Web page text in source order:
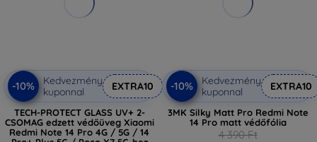
-10%
Kedvezmény
kuponnal
EXTRA10
TECH-PROTECT GLASS UV+ 2-
CSOMAG edzett védőüveg Xiaomi
Redmi Note 14 Pro 4G / 5G / 14
-10%
Kedvezmény
kuponnal
EXTRA10
3MK Silky Matt Pro Redmi Note
14 Pro matt védőfólia
4 390 Ft